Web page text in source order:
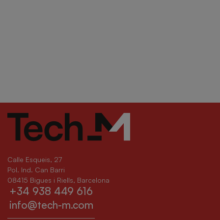
Calle Esqueis, 27
Pol. Ind. Can Barri
08415 Bigues i Riells, Barcelona
+34 938 449 616
info@tech-m.com